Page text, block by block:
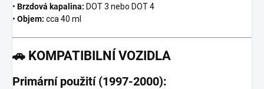
• Brzdová kapalina: DOT 3 nebo DOT 4
• Objem: cca 40 ml
🚗 KOMPATIBILNÍ VOZIDLA
Primární použití (1997-2000):